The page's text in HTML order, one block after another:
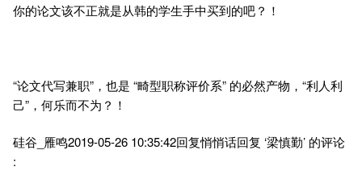
你的论文该不正就是从韩的学生手中买到的吧？！
“论文代写兼职”，也是 “畸型职称评价系” 的必然产物，“利人利
己”，何乐而不为？！
硅谷_雁鸣2019-05-26 10:35:42回复悄悄话回复 ‘梁慎勤’ 的评论
: